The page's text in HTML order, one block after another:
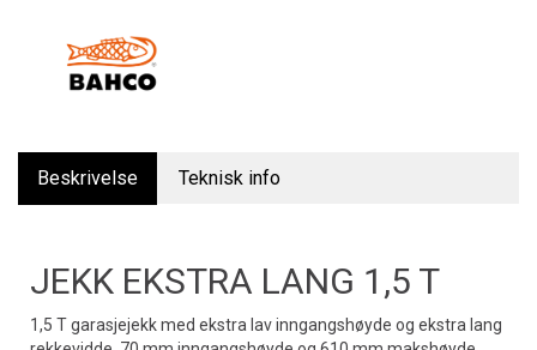
Beskrivelse Teknisk info
JEKK EKSTRA LANG 1,5 T
1,5 T garasjejekk med ekstra lav inngangshøyde og ekstra lang